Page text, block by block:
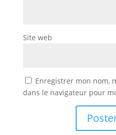
Site web
Enregistrer mon nom,
dans le navigateur pour